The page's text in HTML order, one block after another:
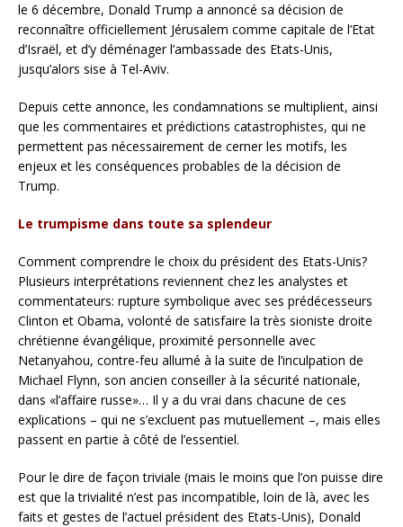
le 6 décembre, Donald Trump a annoncé sa décision de
reconnaître officiellement Jérusalem comme capitale de l’Etat
d’Israël, et d’y déménager l’ambassade des Etats-Unis,
jusqu’alors sise à Tel-Aviv.
Depuis cette annonce, les condamnations se multiplient, ainsi
que les commentaires et prédictions catastrophistes, qui ne
permettent pas nécessairement de cerner les motifs, les
enjeux et les conséquences probables de la décision de
Trump.
Le trumpisme dans toute sa splendeur
Comment comprendre le choix du président des Etats-Unis?
Plusieurs interprétations reviennent chez les analystes et
commentateurs: rupture symbolique avec ses prédécesseurs
Clinton et Obama, volonté de satisfaire la très sioniste droite
chrétienne évangélique, proximité personnelle avec
Netanyahou, contre-feu allumé à la suite de l’inculpation de
Michael Flynn, son ancien conseiller à la sécurité nationale,
dans «l’affaire russe»… Il y a du vrai dans chacune de ces
explications – qui ne s’excluent pas mutuellement –, mais elles
passent en partie à côté de l’essentiel.
Pour le dire de façon triviale (mais le moins que l’on puisse dire
est que la trivialité n’est pas incompatible, loin de là, avec les
faits et gestes de l’actuel président des Etats-Unis), Donald